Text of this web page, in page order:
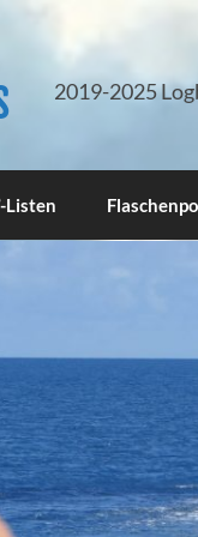
2019-2025
Listen